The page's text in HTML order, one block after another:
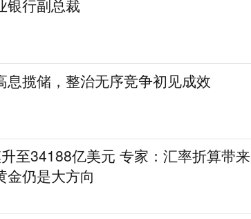
银行副总裁
息揽储，整治无序竞争初见成效
至34188亿美元 专家：汇率折算带来
金仍是大方向